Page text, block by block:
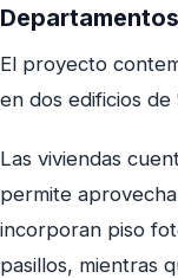
El proyecto
en dos edificios de
Las viviendas
permite
incorporan piso
pasillos, mientras